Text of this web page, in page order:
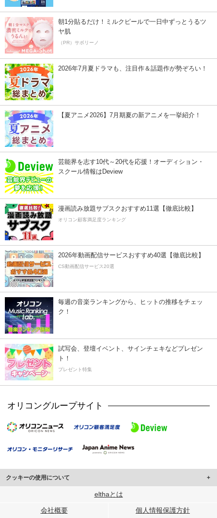
朝1分貼るだけ！ミルクピールで一日中ずっとうるツ
ヤ肌
（PR）サボリーノ
2026年7月夏ドラマも、注目作＆話題作が勢ぞろい！
【夏アニメ2026】7月期夏の新アニメを一挙紹介！
芸能界を志す10代～20代を応援！オーディション・
スクール情報はDeview
漫画読み放題サブスクおすすめ11選【徹底比較】
オリコン顧客満足度ランキング
2026年動画配信サービスおすすめ40選【徹底比較】
CS動画配信サービス20選
毎週の音楽ランキングから、ヒットの推移をチェッ
ク！
試写会、登壇イベント、サインチェキなどプレゼン
ト！
プレゼント特集
オリコングループサイト
クッキーの使用について
このサイトでは Cookie を使用して、ユーザーに合わせたコンテンツや広告の
行っています。
elthaとは
会社概要 個人情報保護方針